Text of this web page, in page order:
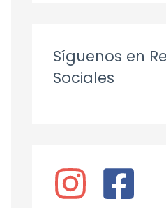
Síguenos en
Sociales